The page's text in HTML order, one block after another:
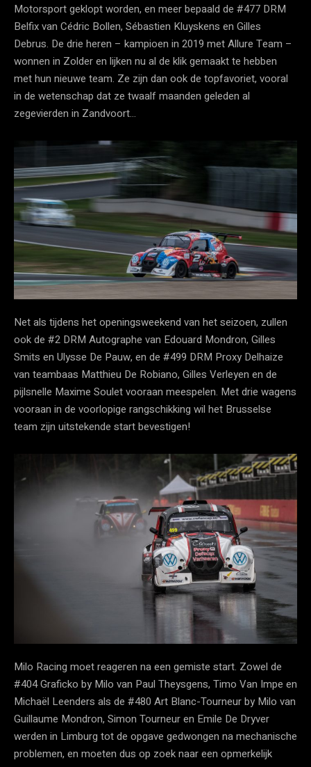
Motorsport geklopt worden, en meer bepaald de #477 DRM
Belfix van Cédric Bollen, Sébastien Kluyskens en Gilles
Debrus. De drie heren – kampioen in 2019 met Allure Team –
wonnen in Zolder en lijken nu al de klik gemaakt te hebben
met hun nieuwe team. Ze zijn dan ook de topfavoriet, vooral
in de wetenschap dat ze twaalf maanden geleden al
zegevierden in Zandvoort…
Net als tijdens het openingsweekend van het seizoen, zullen
ook de #2 DRM Autographe van Edouard Mondron, Gilles
Smits en Ulysse De Pauw, en de #499 DRM Proxy Delhaize
van teambaas Matthieu De Robiano, Gilles Verleyen en de
pijlsnelle Maxime Soulet vooraan meespelen. Met drie wagens
vooraan in de voorlopige rangschikking wil het Brusselse
team zijn uitstekende start bevestigen!
Milo Racing moet reageren na een gemiste start. Zowel de
#404 Graficko by Milo van Paul Theysgens, Timo Van Impe en
Michaël Leenders als de #480 Art Blanc-Tourneur by Milo van
Guillaume Mondron, Simon Tourneur en Emile De Dryver
werden in Limburg tot de opgave gedwongen na mechanische
problemen, en moeten dus op zoek naar een opmerkelijk